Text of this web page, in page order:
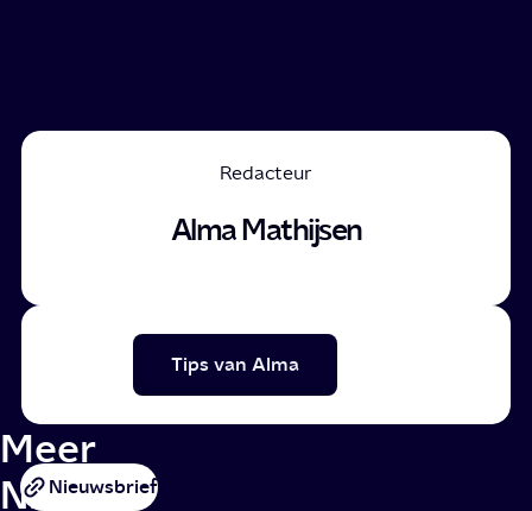
Redacteur
Alma Mathijsen
Tips van Alma
Meer
NPONieuwsbrief